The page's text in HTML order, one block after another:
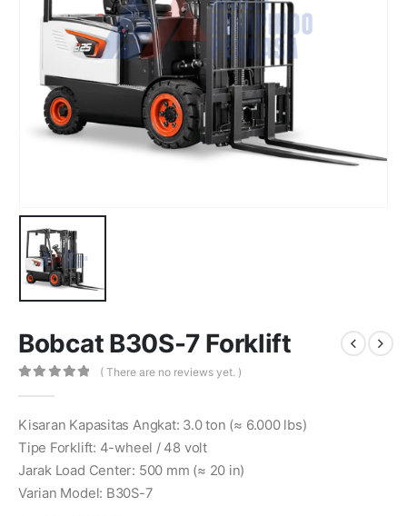
Bobcat B30S-7 Forklift
( There are no reviews yet. )
Kisaran Kapasitas Angkat: 3.0 ton (≈ 6.000 lbs)
Tipe Forklift: 4-wheel / 48 volt
Jarak Load Center: 500 mm (≈ 20 in)
Varian Model: B30S-7